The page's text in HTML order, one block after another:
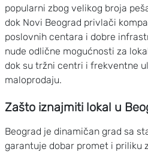
popularni zbog velikog broja
dok Novi Beograd privlači
poslovnih centara i dobre
nude odlične mogućnosti za
dok su tržni centri i frekventne
maloprodaju.
Zašto iznajmiti lokal u
Beograd je dinamičan grad sa
garantuje dobar promet i priliku